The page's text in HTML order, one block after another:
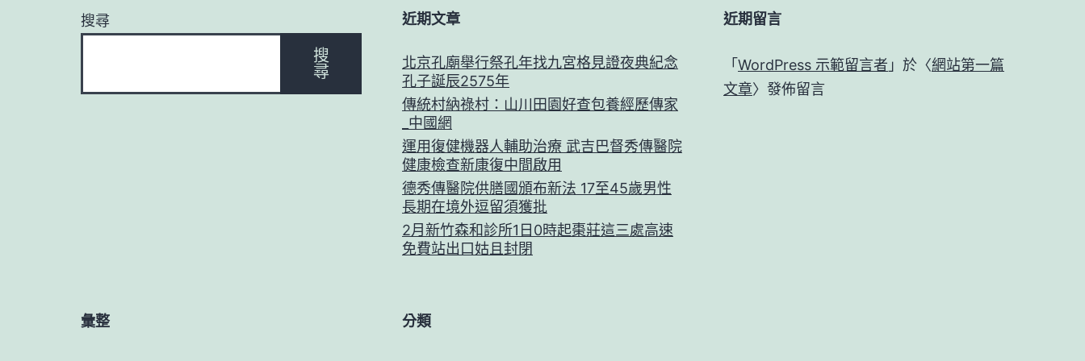
搜尋
搜
尋
近期文章
北京孔廟舉行祭孔年找九宮格見證夜典紀念
孔子誕辰2575年
傳統村納祿村：山川田園好查包養經歷傳家
_中國網
運用復健機器人輔助治療 武吉巴督秀傳醫院
健康檢查新康復中間啟用
德秀傳醫院供膳國頒布新法 17至45歲男性
長期在境外逗留須獲批
2月新竹森和診所1日0時起棗莊這三處高速
免費站出口姑且封閉
近期留言
「 WordPress 示範留言者 」於〈網站第一篇
文章〉發佈留言
彙整 分類